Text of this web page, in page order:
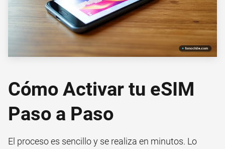
Cómo Activar tu eSIM
Paso a Paso
El proceso es sencillo y se realiza en minutos. Lo